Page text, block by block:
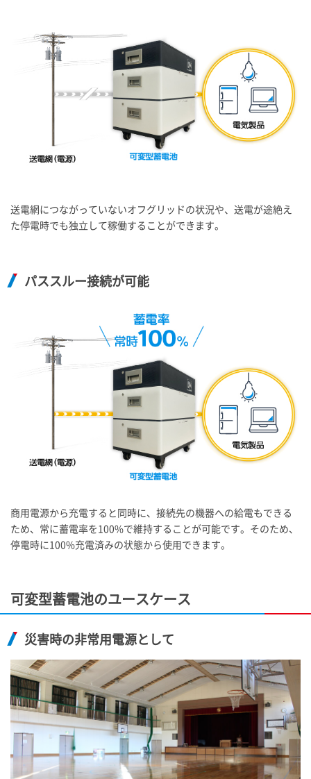
送電網につながっていないオフグリッドの状況や、送電が途絶え
た停電時でも独立して稼働することができます。
パススルー接続が可能
商用電源から充電すると同時に、接続先の機器への給電もできる
ため、常に蓄電率を100%で維持することが可能です。そのため、
停電時に100%充電済みの状態から使用できます。
可変型蓄電池のユースケース
災害時の非常用電源として